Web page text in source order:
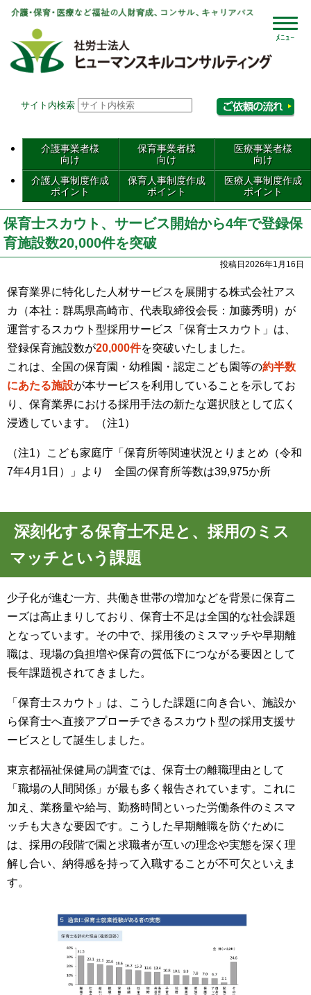
サイト内検索
介護事業者様
向け
保育事業者様
向け
医療事業者様
向け
介護人事制度作成
ポイント
保育人事制度作成
ポイント
医療人事制度作成
ポイント
保育士スカウト、サービス開始から4年で登録保
育施設数20,000件を突破
投稿日2026年1月16日
保育業界に特化した人材サービスを展開する株式会社アス
カ（本社：群馬県高崎市、代表取締役会長：加藤秀明）が
運営するスカウト型採用サービス「保育士スカウト」は、
登録保育施設数が20,000件を突破いたしました。
これは、全国の保育園・幼稚園・認定こども園等の約半数
にあたる施設が本サービスを利用していることを示してお
り、保育業界における採用手法の新たな選択肢として広く
浸透しています。（注1）
（注1）こども家庭庁「保育所等関連状況とりまとめ（令和
7年4月1日）」より 全国の保育所等数は39,975か所
深刻化する保育士不足と、採用のミス
マッチという課題
少子化が進む一方、共働き世帯の増加などを背景に保育ニ
ーズは高止まりしており、保育士不足は全国的な社会課題
となっています。その中で、採用後のミスマッチや早期離
職は、現場の負担増や保育の質低下につながる要因として
長年課題視されてきました。
「保育士スカウト」は、こうした課題に向き合い、施設か
ら保育士へ直接アプローチできるスカウト型の採用支援サ
ービスとして誕生しました。
東京都福祉保健局の調査では、保育士の離職理由として
「職場の人間関係」が最も多く報告されています。これに
加え、業務量や給与、勤務時間といった労働条件のミスマ
ッチも大きな要因です。こうした早期離職を防ぐために
は、採用の段階で園と求職者が互いの理念や実態を深く理
解し合い、納得感を持って入職することが不可欠といえま
す。